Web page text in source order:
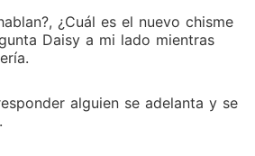
¿Cuál es el nuevo chisme
Daisy a mi lado mientras
alguien se adelanta y se